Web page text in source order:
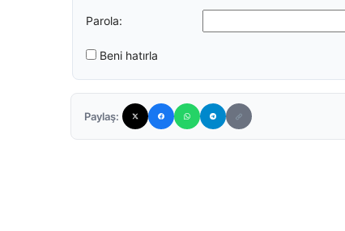
Parola:
Beni hatırla
Paylaş: